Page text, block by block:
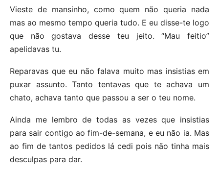
Vieste de mansinho, como quem não queria nada
mas ao mesmo tempo queria tudo. E eu disse-te logo
que não gostava desse teu jeito. “Mau feitio”
apelidavas tu.
Reparavas que eu não falava muito mas insistias em
puxar assunto. Tanto tentavas que te achava um
chato, achava tanto que passou a ser o teu nome.
Ainda me lembro de todas as vezes que insistias
para sair contigo ao fim-de-semana, e eu não ia. Mas
ao fim de tantos pedidos lá cedi pois não tinha mais
desculpas para dar.